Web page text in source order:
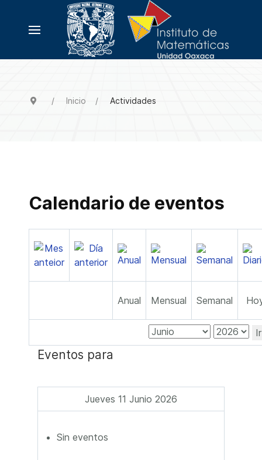
Inicio Actividades
Calendario de eventos
Anual Mensual Semanal
Eventos para
Jueves 11 Junio 2026
Sin eventos